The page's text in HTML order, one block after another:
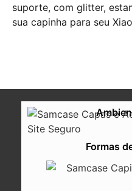
suporte, com glitter,
sua capinha para seu
Formas